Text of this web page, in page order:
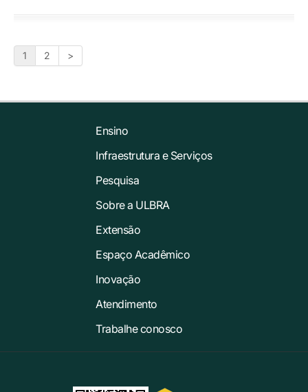
1 2 >
Ensino
Infraestrutura e Serviços
Pesquisa
Sobre a ULBRA
Extensão
Espaço Acadêmico
Inovação
Atendimento
Trabalhe conosco